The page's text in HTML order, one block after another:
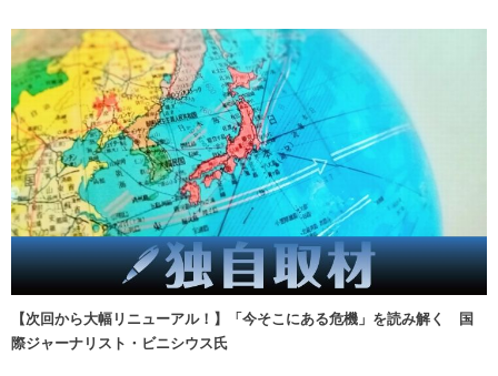
【次回から大幅リニューアル！】「今そこにある危機」を読み解く 国
際ジャーナリスト・ビニシウス氏